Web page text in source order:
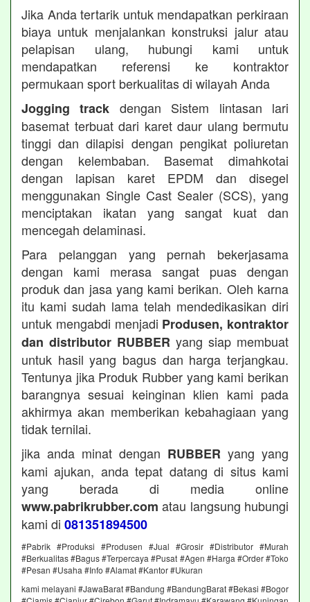
Jika Anda tertarik untuk mendapatkan perkiraan
biaya untuk menjalankan konstruksi jalur atau
pelapisan ulang, hubungi kami untuk
mendapatkan referensi ke kontraktor
permukaan sport berkualitas di wilayah Anda
Jogging track dengan Sistem lintasan lari
basemat terbuat dari karet daur ulang bermutu
tinggi dan dilapisi dengan pengikat poliuretan
dengan kelembaban. Basemat dimahkotai
dengan lapisan karet EPDM dan disegel
menggunakan Single Cast Sealer (SCS), yang
menciptakan ikatan yang sangat kuat dan
mencegah delaminasi.
Para pelanggan yang pernah bekerjasama
dengan kami merasa sangat puas dengan
produk dan jasa yang kami berikan. Oleh karna
itu kami sudah lama telah mendedikasikan diri
untuk mengabdi menjadi Produsen, kontraktor
dan distributor RUBBER yang siap membuat
untuk hasil yang bagus dan harga terjangkau.
Tentunya jika Produk Rubber yang kami berikan
barangnya sesuai keinginan klien kami pada
akhirmya akan memberikan kebahagiaan yang
tidak ternilai.
jika anda minat dengan RUBBER yang yang
kami ajukan, anda tepat datang di situs kami
yang berada di media online
www.pabrikrubber.com atau langsung hubungi
kami di 081351894500
#Pabrik #Produksi #Produsen #Jual #Grosir #Distributor #Murah
#Berkualitas #Bagus #Terpercaya #Pusat #Agen #Harga #Order #Toko
#Pesan #Usaha #Info #Alamat #Kantor #Ukuran
kami melayani #JawaBarat #Bandung #BandungBarat #Bekasi #Bogor